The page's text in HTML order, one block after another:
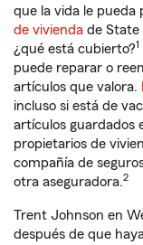
que la vida le pueda
de vivienda de State
¿qué está cubierto?1
puede reparar o
artículos que valora.
incluso si está de
artículos guardados
propietarios de
compañía de
otra aseguradora.2
Trent Johnson en
después de que